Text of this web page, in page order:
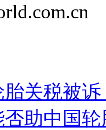
关税被
助中国